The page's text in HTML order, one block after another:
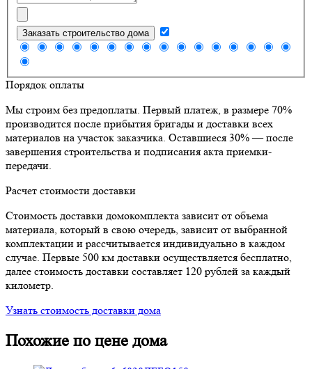
Заказать строительство дома
Порядок оплаты
Мы строим без предоплаты. Первый платеж, в размере 70%
производится после прибытия бригады и доставки всех
материалов на участок заказчика. Оставшиеся 30% — после
завершения строительства и подписания акта приемки-
передачи.
Расчет стоимости доставки
Стоимость доставки домокомплекта зависит от объема
материала, который в свою очередь, зависит от выбранной
комплектации и рассчитывается индивидуально в каждом
случае. Первые 500 км доставки осуществляется бесплатно,
далее стоимость доставки составляет 120 рублей за каждый
километр.
Узнать стоимость доставки дома
Похожие по цене дома